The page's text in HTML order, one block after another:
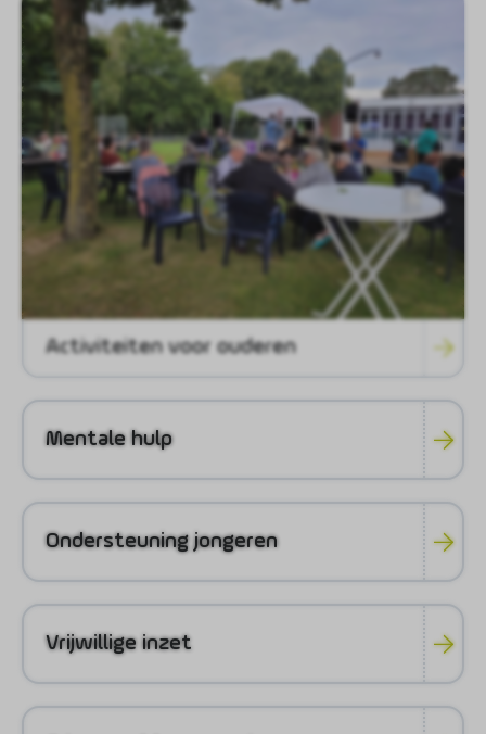
Activiteiten voor ouderen
Mentale hulp
Ondersteuning jongeren
Vrijwillige inzet